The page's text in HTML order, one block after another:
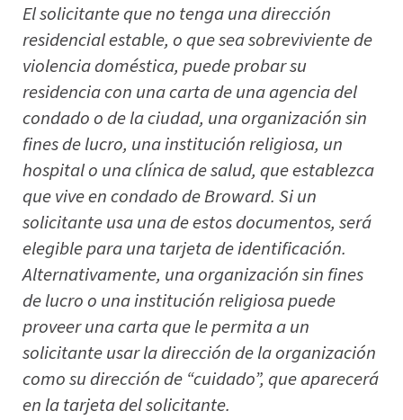
El solicitante que no tenga una dirección
residencial estable, o que sea sobreviviente de
violencia doméstica, puede probar su
residencia con una carta de una agencia del
condado o de la ciudad, una organización sin
fines de lucro, una institución religiosa, un
hospital o una clínica de salud, que establezca
que vive en condado de Broward. Si un
solicitante usa una de estos documentos, será
elegible para una tarjeta de identificación.
Alternativamente, una organización sin fines
de lucro o una institución religiosa puede
proveer una carta que le permita a un
solicitante usar la dirección de la organización
como su dirección de “cuidado”, que aparecerá
en la tarjeta del solicitante.